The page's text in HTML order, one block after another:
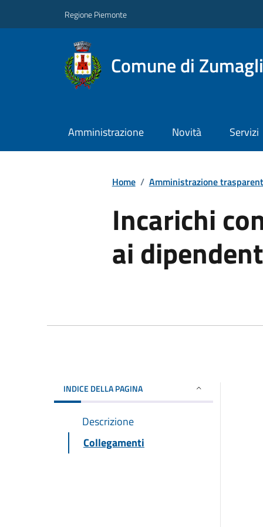
Regione Piemonte
Comune di
Amministrazione Novità Servizi
Home / Amministrazione
Incarichi
ai
INDICE DELLA PAGINA
Descrizione
Collegamenti